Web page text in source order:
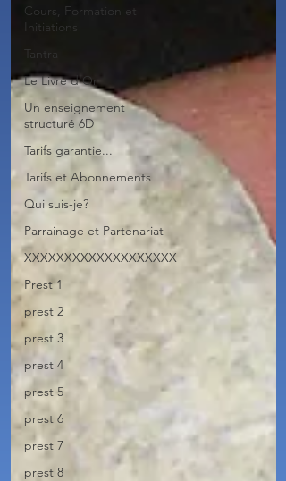
Cours, Formation et
Initiations
Tantra
Le Livre d'Or
Un enseignement
structuré 6D
Tarifs garantie...
Tarifs et Abonnements
Qui suis-je?
Parrainage et Partenariat
XXXXXXXXXXXXXXXXXXX
Prest 1
prest 2
prest 3
prest 4
prest 5
prest 6
prest 7
prest 8